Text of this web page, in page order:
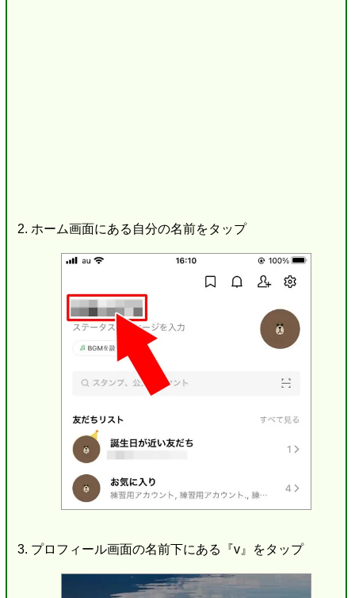
ホーム画面にある自分の名前をタップ
プロフィール画面の名前下にある『v』をタップ